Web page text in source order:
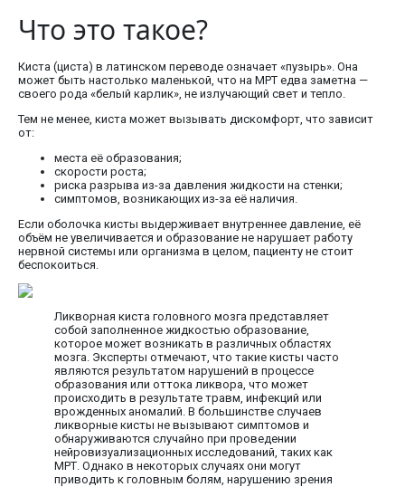
Что это такое?
Киста (циста) в латинском переводе означает «пузырь». Она
может быть настолько маленькой, что на МРТ едва заметна —
своего рода «белый карлик», не излучающий свет и тепло.
Тем не менее, киста может вызывать дискомфорт, что зависит
от:
места её образования;
скорости роста;
риска разрыва из-за давления жидкости на стенки;
симптомов, возникающих из-за её наличия.
Если оболочка кисты выдерживает внутреннее давление, её
объём не увеличивается и образование не нарушает работу
нервной системы или организма в целом, пациенту не стоит
беспокоиться.
Ликворная киста головного мозга представляет
собой заполненное жидкостью образование,
которое может возникать в различных областях
мозга. Эксперты отмечают, что такие кисты часто
являются результатом нарушений в процессе
образования или оттока ликвора, что может
происходить в результате травм, инфекций или
врожденных аномалий. В большинстве случаев
ликворные кисты не вызывают симптомов и
обнаруживаются случайно при проведении
нейровизуализационных исследований, таких как
МРТ. Однако в некоторых случаях они могут
приводить к головным болям, нарушению зрения